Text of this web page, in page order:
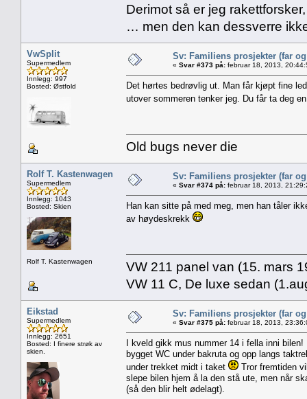
Derimot så er jeg
… men den kan dessverre
VwSplit
Supermedlem
Innlegg: 997
Bosted: Østfold
Sv: Familiens prosjekter (far
« Svar #373 på: februar 18, 2013,
Det hørtes bedrøvlig ut. Man får kjøpt fine
utover sommeren tenker jeg. Du får ta deg
Old bugs never die
Rolf T. Kastenwagen
Supermedlem
Innlegg: 1043
Bosted: Skien
Rolf T. Kastenwagen
Sv: Familiens prosjekter (far
« Svar #374 på: februar 18, 2013,
Han kan sitte på med meg, men han tåler
av høydeskrekk
VW 211 panel van (15. mars
VW 11 C, De luxe sedan
Eikstad
Supermedlem
Innlegg: 2651
Bosted: I finere strøk av
skien.
Sv: Familiens prosjekter (far
« Svar #375 på: februar 18, 2013,
I kveld gikk mus nummer 14 i fella inni
bygget WC under bakruta og opp langs
under trekket midt i taket
Tror fremtiden
slepe bilen hjem å la den stå ute, men når
(så den blir helt ødelagt).